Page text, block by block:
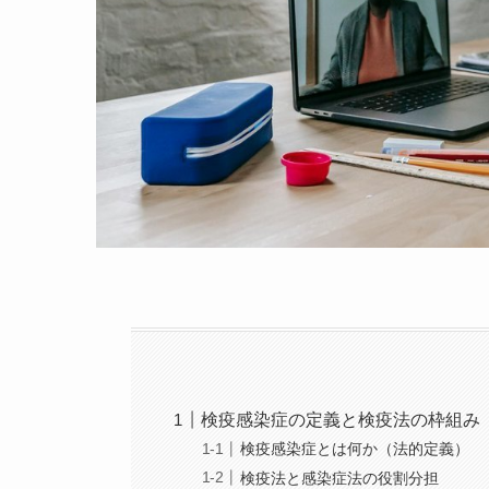
検疫感染症の定義と検疫法の枠組み
検疫感染症とは何か（法的定義）
検疫法と感染症法の役割分担